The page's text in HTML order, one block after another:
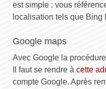
est simple : vous
localisation tels que Bing
Google maps
Avec Google la
Il faut se rendre à cette
compte Google. Après